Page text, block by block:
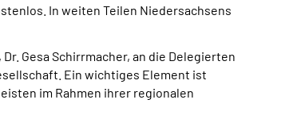
In weiten Teilen Niedersachsens
Gesa Schirrmacher, an die Delegierten
Ein wichtiges Element ist
im Rahmen ihrer regionalen